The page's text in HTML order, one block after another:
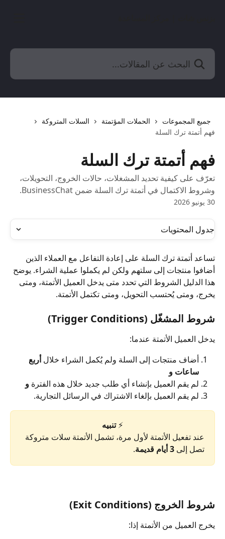
البحث عن المقالات...
جميع المجموعات الحملات المؤتمتة
السلات المتروكة
فهم أتمتة ترك السلة
فهم أتمتة ترك السلة
تعرّف على كيفية تحديد المشغلات، حالات الخروج، التحويلات،
وشروط الاكتمال في أتمتة ترك السلة ضمن BusinessChat.
30 يونيو 2026
جدول المحتويات
تساعد أتمتة ترك السلة على إعادة التفاعل مع العملاء الذين
أضافوا منتجات إلى سلتهم ولكن لم يكملوا عملية الشراء. يوضح
هذا الدليل الشروط التي تحدد متى يدخل العميل الأتمتة، ومتى
يخرج، ومتى يُحتسب التحويل، ومتى تكتمل الأتمتة.
شروط المشغّل (Trigger Conditions)
يدخل العميل الأتمتة عندما:
أضاف منتجات إلى السلة ولم يُكمل الشراء خلال أربع
ساعات و
لم يقم العميل بإنشاء أي طلب جديد خلال هذه الفترة و
لم يقم العميل بإلغاء الاشتراك في الرسائل التجارية.
⚡ تنبيه
عند تفعيل الأتمتة لأول مرة، تشمل الأتمتة سلات متروكة
تصل إلى 3 أيام قديمة .
شروط الخروج (Exit Conditions)
يخرج العميل من الأتمتة إذا: